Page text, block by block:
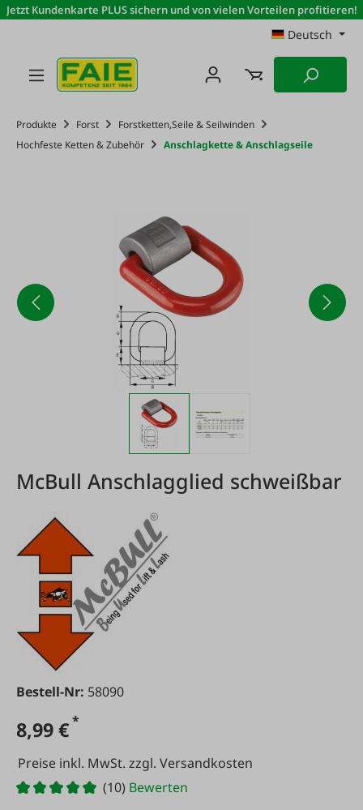
Zum Hauptinhalt springen
Jetzt Kundenkarte PLUS sichern und von vielen Vorteilen profitieren!
Deutsch
Produkte Forst
Forstketten,Seile & Seilwinden
Hochfeste Ketten & Zubehör
Anschlagkette & Anschlagseile
McBull Anschlagglied schweißbar
Bestell-Nr: 58090
8,99 €*
Preise inkl. MwSt. zzgl. Versandkosten
(10) Bewerten